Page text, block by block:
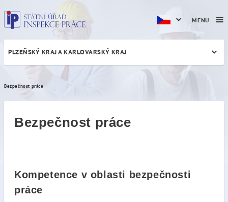
Bezpečnost práce
PLZEŇSKÝ KRAJ A KARLOVARSKÝ KRAJ
Bezpečnost práce
Bezpečnost práce
Kompetence v oblasti bezpečnosti
práce
MENU